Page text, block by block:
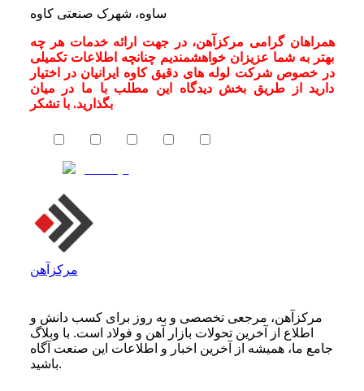
ساوه، شهرک صنعتی کاوه
همراهان گرامی مرکزآهن، در جهت ارائه خدمات هر چه
بهتر به شما عزیزان خواهشمندیم چنانچه اطلاعات تکمیلی
در خصوص شرکت لوله های دقیق کاوه ایرانیان در اختیار
دارید از طریق بخش دیدگاه این مطلب با ما در میان
بگذارید. با تشکر
مرکزآهن
مرکزآهن، مرجعی تخصصی و به روز برای کسب دانش و
اطلاع از آخرین تحولات بازار آهن و فولاد است. با وبلاگ
جامع ما، همیشه از آخرین اخبار و اطلاعات این صنعت آگاه
باشید.